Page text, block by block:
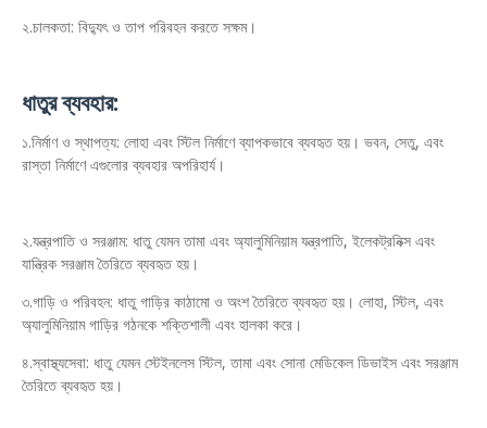
২.চালকতা: বিদ্যুৎ ও তাপ পরিবহন করতে সক্ষম।
ধাতুর ব্যবহার:
১.নির্মাণ ও স্থাপত্য: লোহা এবং স্টিল নির্মাণে ব্যাপকভাবে ব্যবহৃত হয়। ভবন, সেতু, এবং
রাস্তা নির্মাণে এগুলোর ব্যবহার অপরিহার্য।
২.যন্ত্রপাতি ও সরঞ্জাম: ধাতু যেমন তামা এবং অ্যালুমিনিয়াম যন্ত্রপাতি, ইলেকট্রনিক্স এবং
যান্ত্রিক সরঞ্জাম তৈরিতে ব্যবহৃত হয়।
৩.গাড়ি ও পরিবহন: ধাতু গাড়ির কাঠামো ও অংশ তৈরিতে ব্যবহৃত হয়। লোহা, স্টিল, এবং
অ্যালুমিনিয়াম গাড়ির গঠনকে শক্তিশালী এবং হালকা করে।
৪.স্বাস্থ্যসেবা: ধাতু যেমন স্টেইনলেস স্টিল, তামা এবং সোনা মেডিকেল ডিভাইস এবং সরঞ্জাম
তৈরিতে ব্যবহৃত হয়।